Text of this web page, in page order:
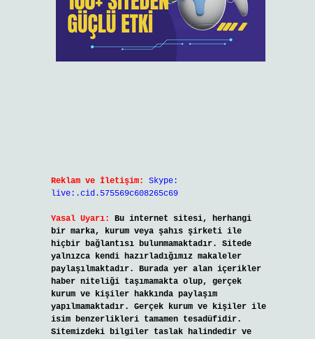
Reklam ve İletişim:
Skype:
live:.cid.575569c608265c69
Yasal Uyarı:
Bu internet sitesi, herhangi
bir marka, kurum veya şahıs şirketi ile
hiçbir bağlantısı bulunmamaktadır. Sitede
yalnızca kendi hazırladığımız makaleler
paylaşılmaktadır. Burada yer alan içerikler
haber niteliği taşımamakta olup, gerçek
kurum ve kişiler hakkında paylaşım
yapılmamaktadır. Gerçek kurum ve kişiler ile
isim benzerlikleri tamamen tesadüfidir.
Sitemizdeki bilgiler taslak halindedir ve